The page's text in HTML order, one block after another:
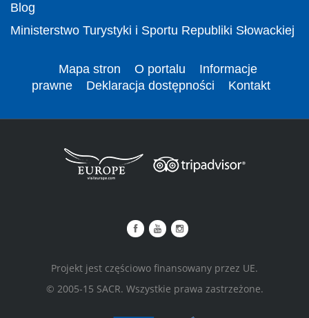
Blog
Ministerstwo Turystyki i Sportu Republiki Słowackiej
Mapa stron O portalu
Informacje
prawne
Deklaracja dostępności Kontakt
Projekt jest częściowo finansowany przez UE.
© 2005-15 SACR. Wszystkie prawa zastrzeżone.